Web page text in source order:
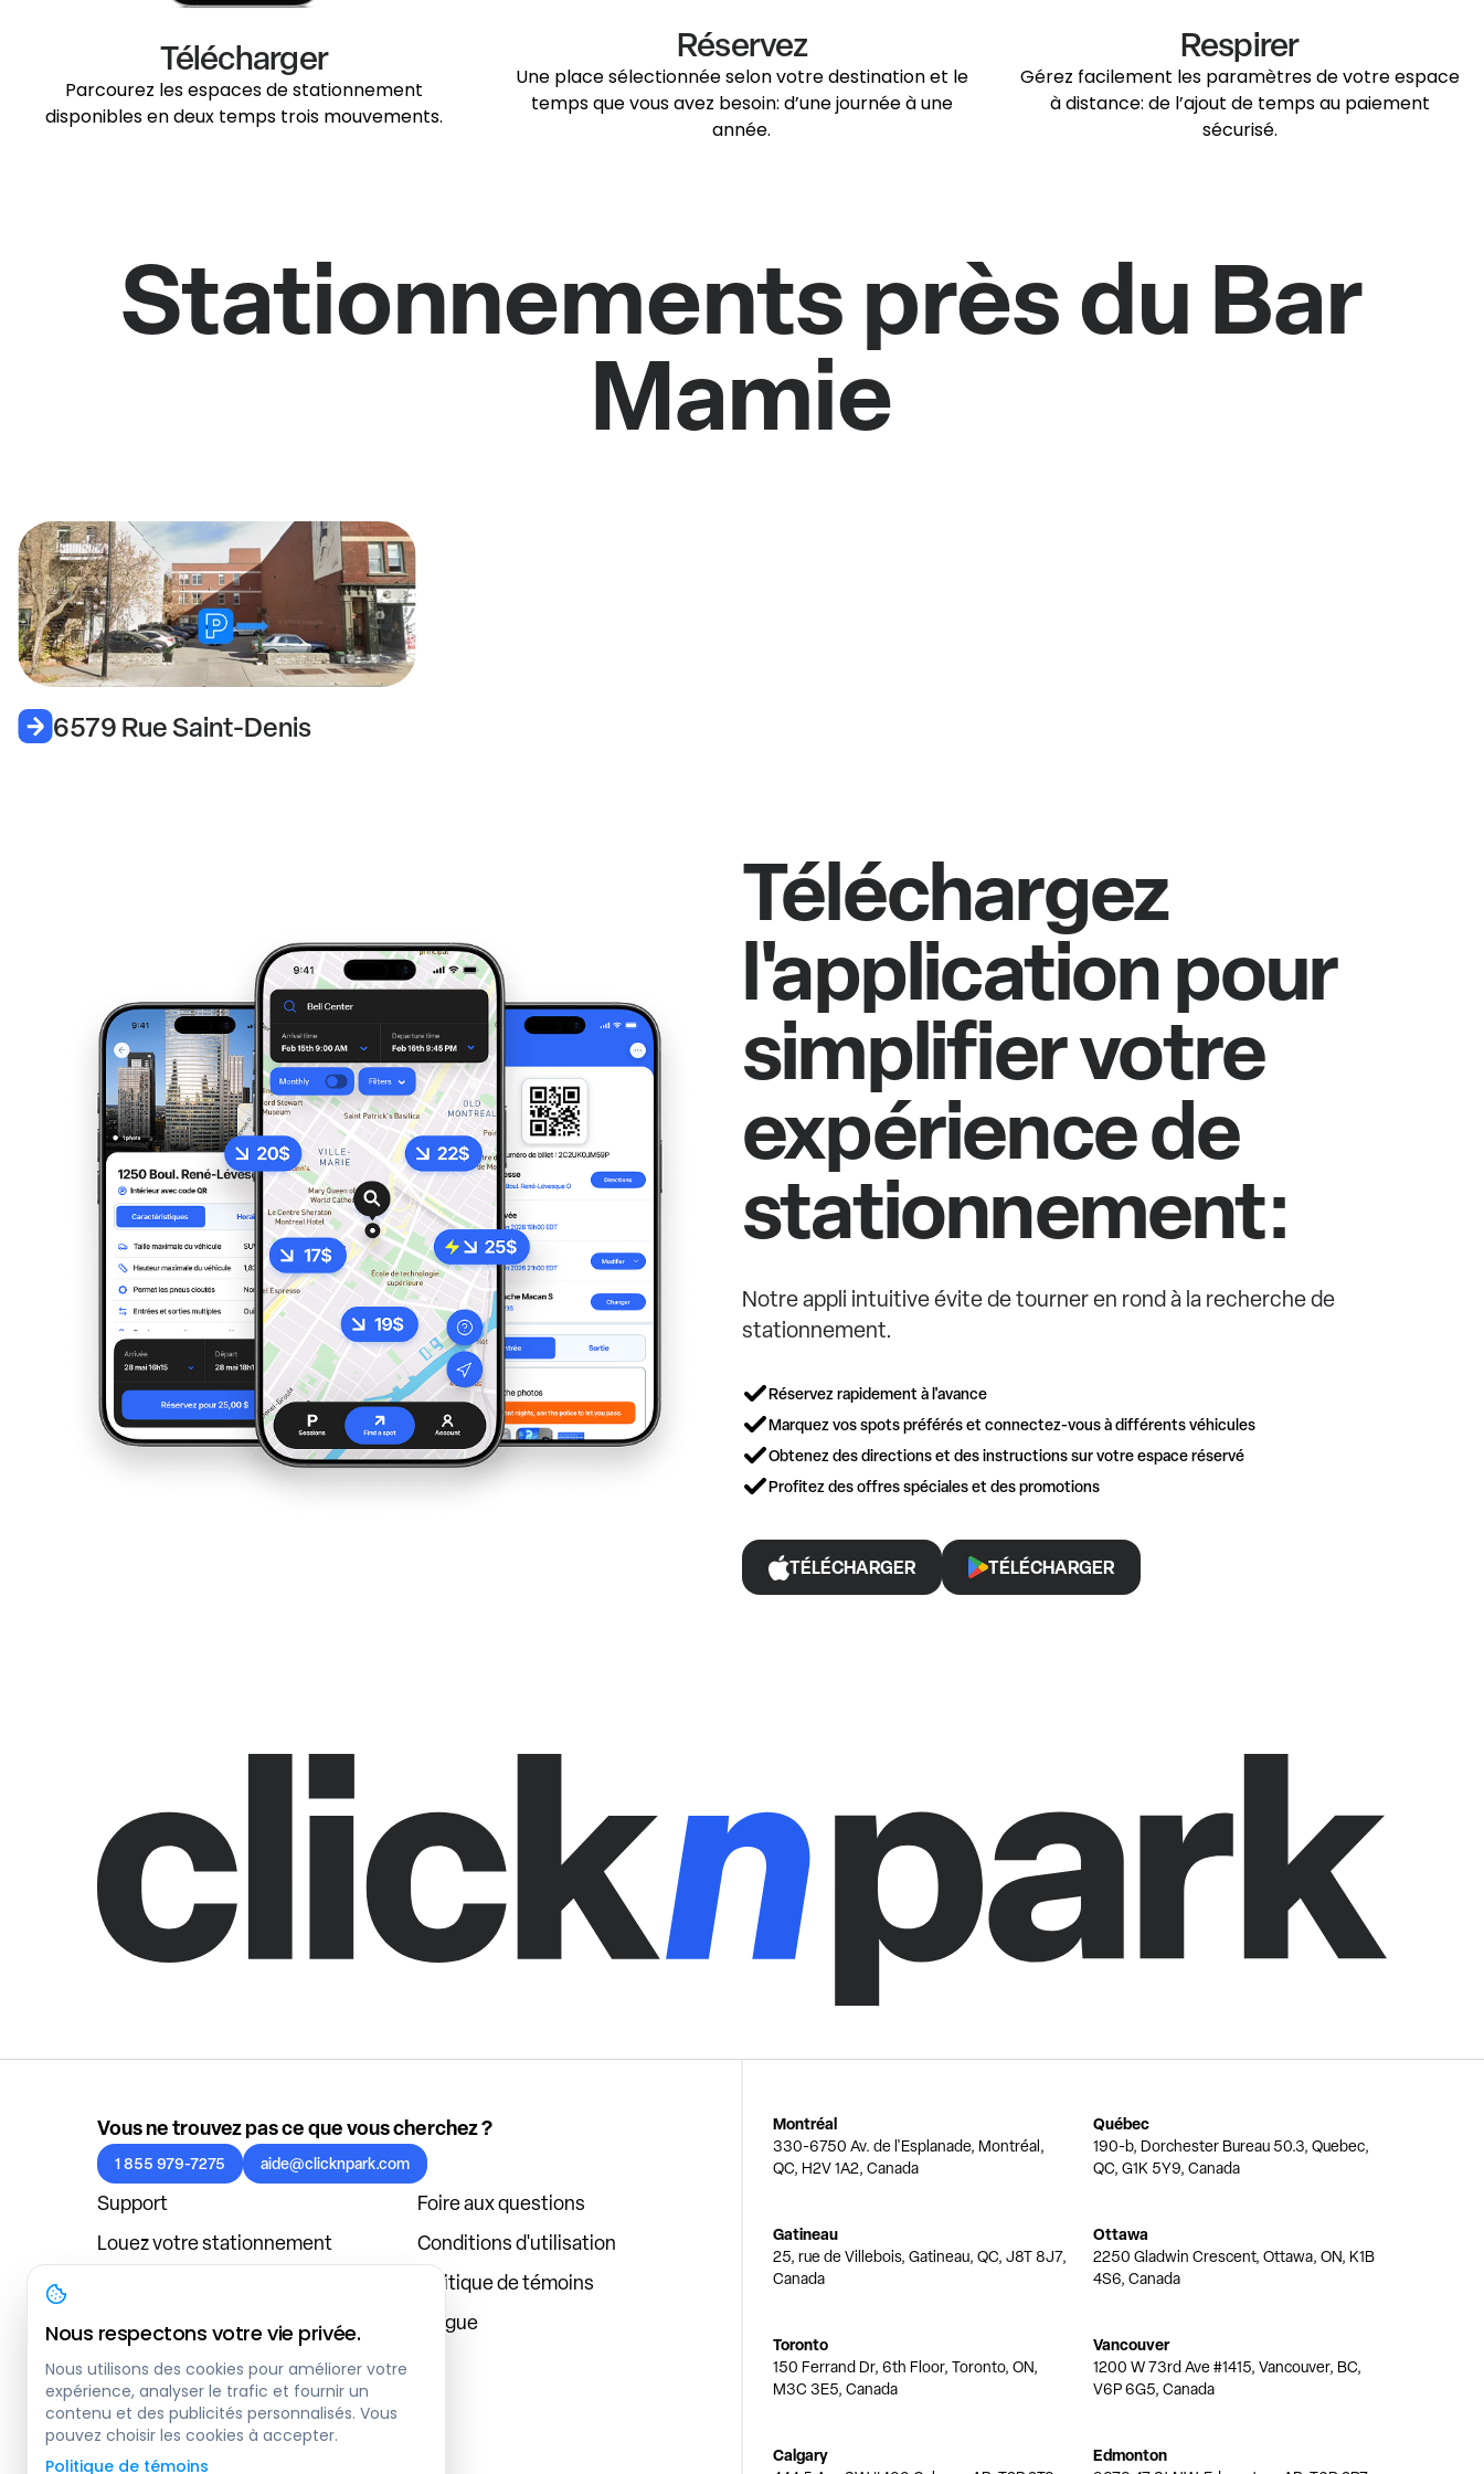
Télécharger
Parcourez les espaces de stationnement
disponibles en deux temps trois mouvements.
Réservez
Une place sélectionnée selon votre destination et le
temps que vous avez besoin: d’une journée à une
année.
Respirer
Gérez facilement les paramètres de votre espace
à distance: de l’ajout de temps au paiement
sécurisé.
Stationnements près du Bar
Mamie
6579 Rue Saint-Denis
Téléchargez
l'application pour
simplifier votre
expérience de
stationnement:
Notre appli intuitive évite de tourner en rond à la recherche de
stationnement.
Réservez rapidement à l'avance
Marquez vos spots préférés et connectez-vous à différents véhicules
Obtenez des directions et des instructions sur votre espace réservé
Profitez des offres spéciales et des promotions
TÉLÉCHARGER TÉLÉCHARGER
Vous ne trouvez pas ce que vous cherchez ?
1 855 979-7275 aide@clicknpark.com
Support
Foire aux questions
Louez votre stationnement
Conditions d'utilisation
Politique de témoins
À propos
Blogue
Connexion au tableau de bord
Montréal
330-6750 Av. de l'Esplanade, Montréal,
QC, H2V 1A2, Canada
Québec
190-b, Dorchester Bureau 50.3, Quebec,
QC, G1K 5Y9, Canada
Gatineau
25, rue de Villebois, Gatineau, QC, J8T 8J7,
Canada
Ottawa
2250 Gladwin Crescent, Ottawa, ON, K1B
4S6, Canada
Toronto
150 Ferrand Dr, 6th Floor, Toronto, ON,
M3C 3E5, Canada
Vancouver
1200 W 73rd Ave #1415, Vancouver, BC,
V6P 6G5, Canada
Calgary Edmonton
Nous respectons votre vie privée.
Nous utilisons des cookies pour améliorer votre
expérience, analyser le trafic et fournir un
contenu et des publicités personnalisés. Vous
pouvez choisir les cookies à accepter.
Politique de témoins